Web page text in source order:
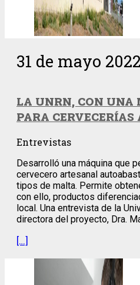
31 de mayo 2022
LA UNRN, CON UNA
PARA
Entrevistas
Desarrolló una máquina que
cervecero artesanal
tipos de malta. Permite
con ello, productos
local. Una entrevista de la
directora del proyecto, Dra.
[…]